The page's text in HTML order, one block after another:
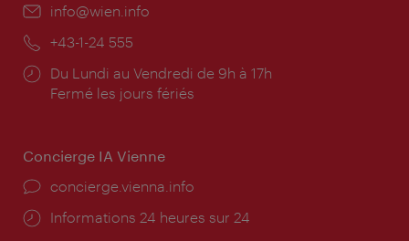
E-
info@wien.info
Téléphone:
+43-1-24 555
Horaires
d'ouverture:
Du Lundi au Vendredi de 9h à 17h
Fermé les jours fériés
Concierge IA Vienne
Ort:
concierge.vienna.info
Öffnungszeiten:
Informations 24 heures sur 24